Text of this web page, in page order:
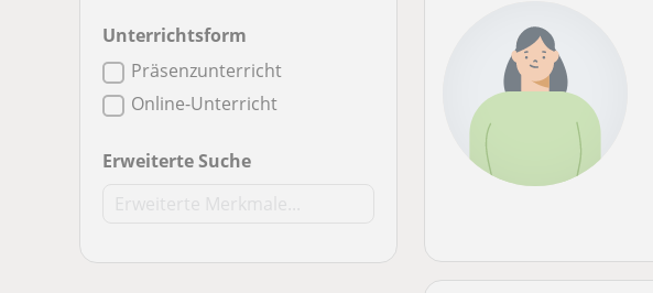
Unterrichtsform
Präsenzunterricht
Online-Unterricht
Erweiterte Suche